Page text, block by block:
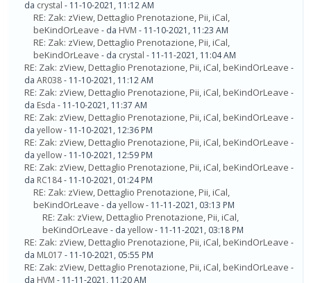
da crystal - 11-10-2021, 11:12 AM
RE: Zak: zView, Dettaglio Prenotazione, Pii, iCal,
beKindOrLeave - da HVM - 11-10-2021, 11:23 AM
RE: Zak: zView, Dettaglio Prenotazione, Pii, iCal,
beKindOrLeave - da crystal - 11-11-2021, 11:04 AM
RE: Zak: zView, Dettaglio Prenotazione, Pii, iCal, beKindOrLeave -
da AR038- 11-10-2021, 11:12 AM
RE: Zak: zView, Dettaglio Prenotazione, Pii, iCal, beKindOrLeave -
da Esda - 11-10-2021, 11:37 AM
RE: Zak: zView, Dettaglio Prenotazione, Pii, iCal, beKindOrLeave -
da yellow- 11-10-2021, 12:36 PM
RE: Zak: zView, Dettaglio Prenotazione, Pii, iCal, beKindOrLeave -
da yellow- 11-10-2021, 12:59 PM
RE: Zak: zView, Dettaglio Prenotazione, Pii, iCal, beKindOrLeave -
da RC184- 11-10-2021, 01:24 PM
RE: Zak: zView, Dettaglio Prenotazione, Pii, iCal,
beKindOrLeave - da yellow- 11-11-2021, 03:13 PM
RE: Zak: zView, Dettaglio Prenotazione, Pii, iCal,
beKindOrLeave - da yellow- 11-11-2021, 03:18 PM
RE: Zak: zView, Dettaglio Prenotazione, Pii, iCal, beKindOrLeave -
da ML017 - 11-10-2021, 05:55 PM
RE: Zak: zView, Dettaglio Prenotazione, Pii, iCal, beKindOrLeave -
da HVM - 11-11-2021, 11:20 AM